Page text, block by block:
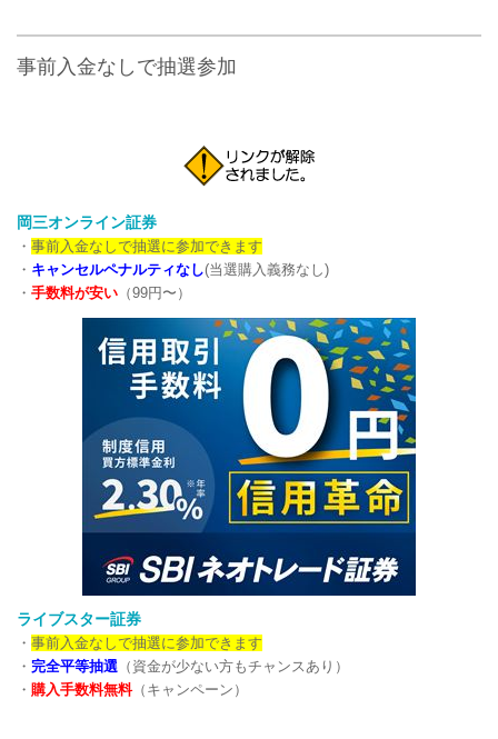
事前入金なしで抽選参加
岡三オンライン証券
・ 事前入金なしで抽選に参加できます
・ キャンセルペナルティなし(当選購入義務なし)
・ 手数料が安い （99円〜）
ライブスター証券
・ 事前入金なしで抽選に参加できます
・ 完全平等抽選 （資金が少ない方もチャンスあり）
・ 購入手数料無料（キャンペーン）